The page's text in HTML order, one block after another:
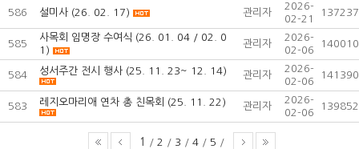
586 설미사 (26. 02. 17) 관리자
2026-
02-21
137237
585
사목회 임명장 수여식 (26. 01. 04 / 02. 0
1)
관리자
2026-
02-06
140010
584 성서주간 전시 행사 (25. 11. 23~ 12. 14) 관리자
2026-
02-06
141390
583 레지오마리애 연차 총 친목회 (25. 11. 22) 관리자
2026-
02-06
139852
1 / 2 / 3 / 4 / 5 /